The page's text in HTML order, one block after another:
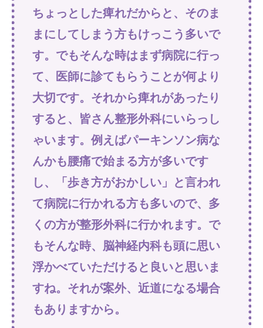
ちょっとした痺れだからと、そのま
まにしてしまう方もけっこう多いで
す。でもそんな時はまず病院に行っ
て、医師に診てもらうことが何より
大切です。それから痺れがあったり
すると、皆さん整形外科にいらっし
ゃいます。例えばパーキンソン病な
んかも腰痛で始まる方が多いです
し、「歩き方がおかしい」と言われ
て病院に行かれる方も多いので、多
くの方が整形外科に行かれます。で
もそんな時、脳神経内科も頭に思い
浮かべていただけると良いと思いま
すね。それが案外、近道になる場合
もありますから。